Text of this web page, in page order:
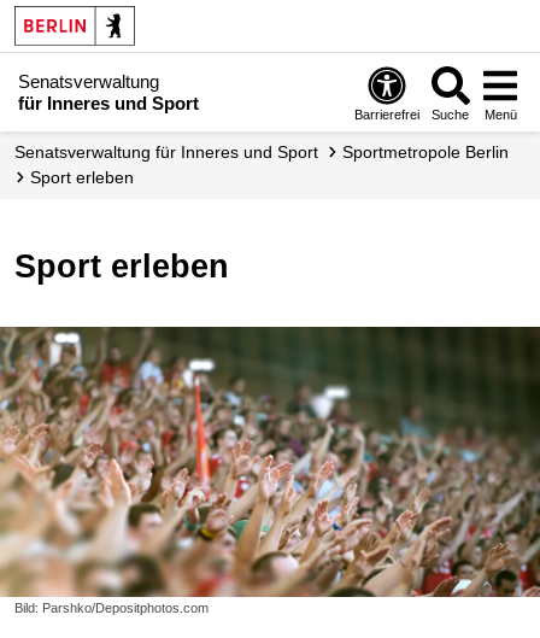
Senatsverwaltung
für Inneres und Sport
Barrierefrei Suche Menü
Senatsverwaltung für Inneres und Sport
Sportmetropole Berlin
Sport erleben
Sport erleben
Bild: Parshko/Depositphotos.com